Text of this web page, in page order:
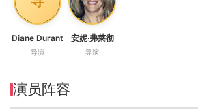
Diane Durant
导演
安妮·弗莱彻
导演
演员阵容